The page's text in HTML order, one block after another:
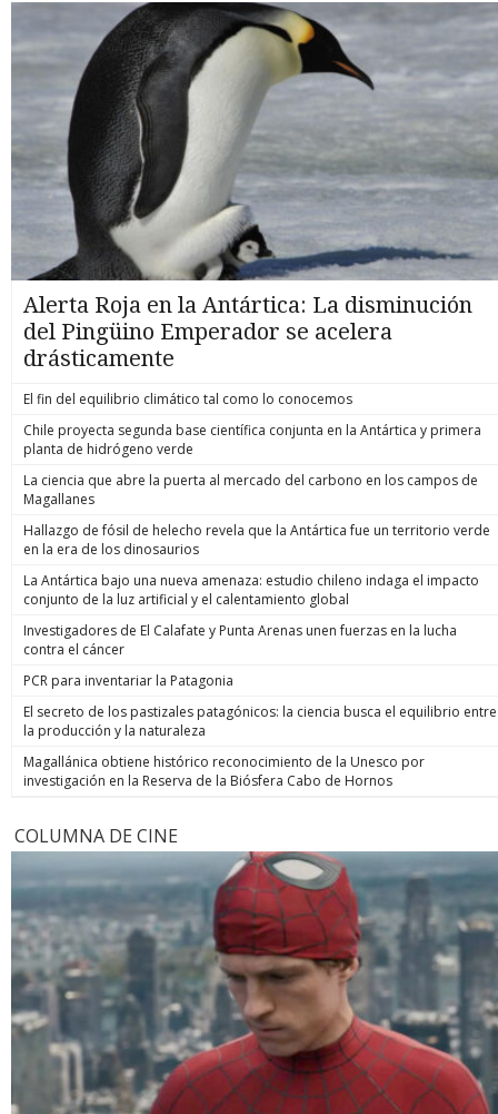
Alerta Roja en la Antártica: La disminución
del Pingüino Emperador se acelera
drásticamente
El fin del equilibrio climático tal como lo conocemos
Chile proyecta segunda base científica conjunta en la Antártica y primera
planta de hidrógeno verde
La ciencia que abre la puerta al mercado del carbono en los campos de
Magallanes
Hallazgo de fósil de helecho revela que la Antártica fue un territorio verde
en la era de los dinosaurios
La Antártica bajo una nueva amenaza: estudio chileno indaga el impacto
conjunto de la luz artificial y el calentamiento global
Investigadores de El Calafate y Punta Arenas unen fuerzas en la lucha
contra el cáncer
PCR para inventariar la Patagonia
El secreto de los pastizales patagónicos: la ciencia busca el equilibrio entre
la producción y la naturaleza
Magallánica obtiene histórico reconocimiento de la Unesco por
investigación en la Reserva de la Biósfera Cabo de Hornos
COLUMNA DE CINE